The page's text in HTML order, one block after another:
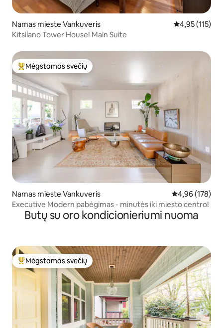
Namas mieste Vankuveris Vidutinis
4,95 (115)
Kitsilano Tower House! Main Suite
Svečių mėgstamiausias
Mėgstamas svečių
Namas mieste Vankuveris Vidutinis
4,96 (178)
Executive Modern pabėgimas - minutės iki miesto centro!
Butų su oro kondicionieriumi nuoma
Svečių mėgstamiausias
Mėgstamas svečių